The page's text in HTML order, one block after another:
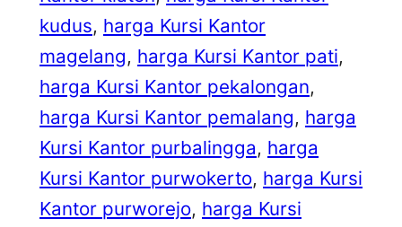
kudus, harga Kursi Kantor
magelang, harga Kursi Kantor pati
harga Kursi Kantor pekalongan
harga Kursi Kantor pemalang, harga
Kursi Kantor purbalingga, harga
Kursi Kantor purwokerto, harga Kursi
Kantor purworejo, harga Kursi